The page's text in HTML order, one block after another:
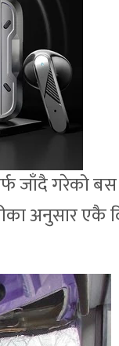
जाँदै गरेको
अनुसार एकै